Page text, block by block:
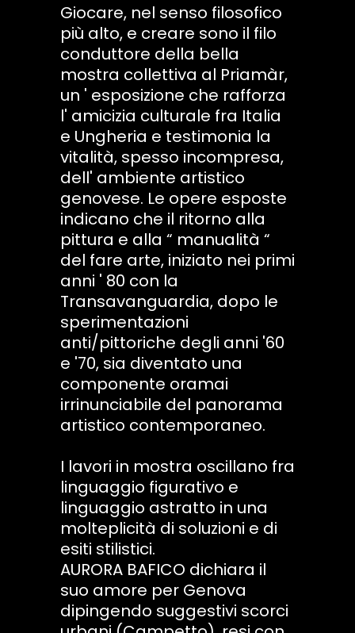
Giocare, nel senso filosofico
più alto, e creare sono il filo
conduttore della bella
mostra collettiva al Priamàr,
un ' esposizione che rafforza
l' amicizia culturale fra Italia
e Ungheria e testimonia la
vitalità, spesso incompresa,
dell' ambiente artistico
genovese. Le opere esposte
indicano che il ritorno alla
pittura e alla “ manualità “
del fare arte, iniziato nei primi
anni ' 80 con la
Transavanguardia, dopo le
sperimentazioni
anti/pittoriche degli anni '60
e '70, sia diventato una
componente oramai
irrinunciabile del panorama
artistico contemporaneo.
I lavori in mostra oscillano fra
linguaggio figurativo e
linguaggio astratto in una
molteplicità di soluzioni e di
esiti stilistici.
AURORA BAFICO dichiara il
suo amore per Genova
dipingendo suggestivi scorci